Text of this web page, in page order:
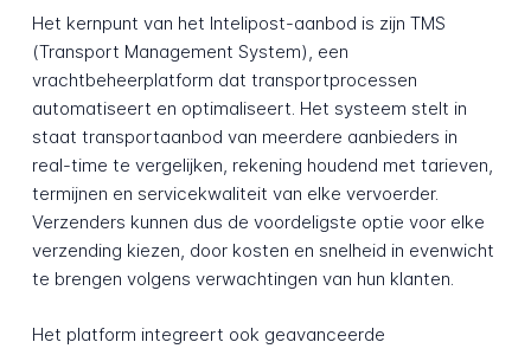
Het kernpunt van het Intelipost-aanbod is zijn TMS
(Transport Management System), een
vrachtbeheerplatform dat transportprocessen
automatiseert en optimaliseert. Het systeem stelt in
staat transportaanbod van meerdere aanbieders in
real-time te vergelijken, rekening houdend met tarieven,
termijnen en servicekwaliteit van elke vervoerder.
Verzenders kunnen dus de voordeligste optie voor elke
verzending kiezen, door kosten en snelheid in evenwicht
te brengen volgens verwachtingen van hun klanten.
Het platform integreert ook geavanceerde